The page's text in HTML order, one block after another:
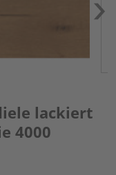
lackiert
4000